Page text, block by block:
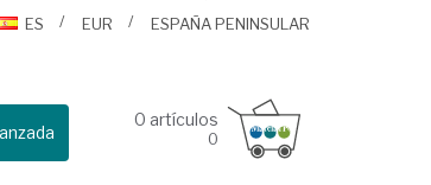
ES
EUR ESPAÑA PENINSULAR
0 artículos
0